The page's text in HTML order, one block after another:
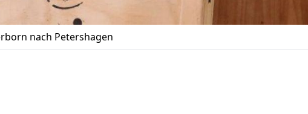
nach Petershagen